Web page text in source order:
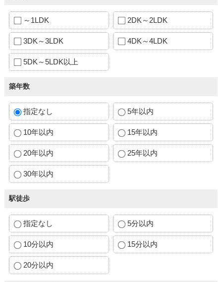
～1LDK 2DK～2LDK
3DK～3LDK 4DK～4LDK
5DK～5LDK以上
築年数
指定なし 5年以内
10年以内 15年以内
20年以内 25年以内
30年以内
駅徒歩
指定なし 5分以内
10分以内 15分以内
20分以内